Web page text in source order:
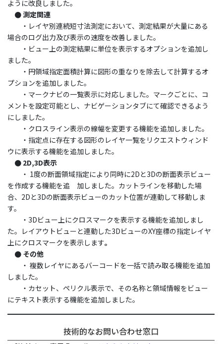
ように改良しました。
● 測定関連
・レイヤ別連続短寸法測定において、測定結果が大量にある
場合のログ出力及び表示の速度を改善しました。
・ビュー上の測定結果に単位を表示するオプションを追加し
ました。
・円領域指定面積計算に図形の重なりを除去して計算するオ
プションを追加しました。
・マークナビの一覧表示に対応しました。マークごとに、コ
メントを設定可能とし、ナビゲーションタブにて確認できるよう
にしました。
・クロスライン表示の線幅を変更する機能を追加しました。
・指定点に存在する図形のレイヤ一覧をリクエストウィンド
ウに表示する機能を追加しました。
● 2D,3D表示
・ 1度の断面領域指定により同時に2Dと3Dの断面表示ビュー
を作成する機能を追 加しました。カットラインを移動した場
合、2Dと3Dの断面表示ビューのカット位置が連動して移動しま
す。
・3Dビュー上にクロスマークを表示する機能を追加しまし
た。レイアウトビューと連動した3DビューのXY座標の指定レイヤ
上にクロスマークを表示します。
● その他
・ 複数レイヤにあるバーコードを一括で読み取る機能を追加
しました。
・カセット、ペリクル表示で、その名称と領域情報をビュー
にテキスト表示する機能を追加しました。
技術的なお問い合わせ窓口